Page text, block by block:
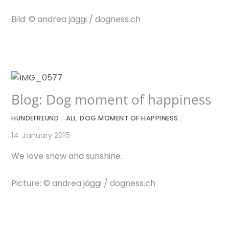
Bild: © andrea jäggi / dogness.ch
Blog: Dog moment of happiness
HUNDEFREUND ALL,DOG MOMENT OF HAPPINESS
14. January 2015
We love snow and sunshine.
Picture: © andrea jäggi / dogness.ch